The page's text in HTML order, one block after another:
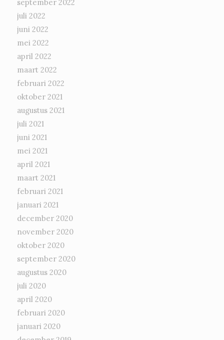
september 2022
juli 2022
juni 2022
mei 2022
april 2022
maart 2022
februari 2022
oktober 2021
augustus 2021
juli 2021
juni 2021
mei 2021
april 2021
maart 2021
februari 2021
januari 2021
december 2020
november 2020
oktober 2020
september 2020
augustus 2020
juli 2020
april 2020
februari 2020
januari 2020